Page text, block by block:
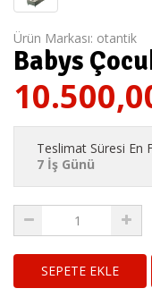
Ürün Markası: otantik
Babys
Teslimat Süresi En
7 İş Günü